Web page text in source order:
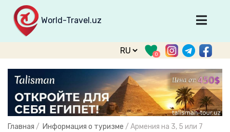
World-Travel.uz
Главная
Направления
Туры
Тур. фирмы
Табло прилета
0
Главная / Информация о туризме / Армения на 3, 5 или 7